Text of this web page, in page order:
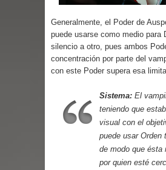
El Buscador
El Pueblo Protegido
Parte 05: Sitiados
Generalmente, el Poder de
puede usarse como medio para
silencio a otro, pues ambos
concentración por parte del
con este Poder supera esa
Sistema: El
teniendo que
visual con el
puede usar Orden
de modo que ésta
por quien esté